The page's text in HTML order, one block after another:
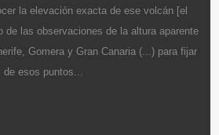
la elevación exacta de ese volcán [el
de las observaciones de la altura aparente
Gomera y Gran Canaria (...) para fijar
esos puntos...